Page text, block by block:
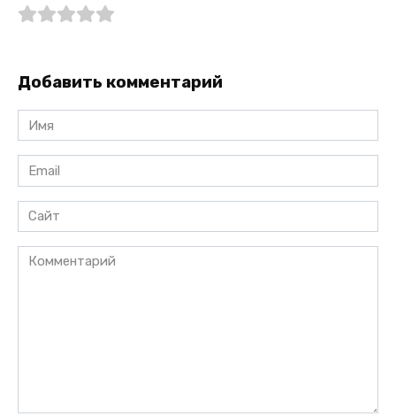
Добавить комментарий
Имя
*
Email
*
Сайт
Комментарий